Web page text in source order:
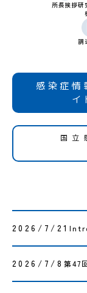
日
所長挨拶研
調
感染症情
イ
国立
2026/7/21
2026/7/8第47